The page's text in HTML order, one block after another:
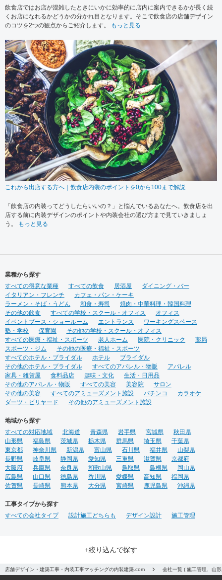
飲食店ではお店が混雑したときにいかに効率的に店内に案内できるかが長く続
くお店になれるかどうかの分かれ目となります。そこで飲食店の店舗デザイン
のコツを2つの観点からご紹介します。
もっと見る
これから出店する方へ｜飲食店内装のポイントを0から100まで解説
「飲食店の内装ってどうしたらいいの？」と悩んでいるあなたへ。飲食店を出
店する前に内装デザインのポイントや内装会社の選び方まで見ていきましょ
う。
もっと見る
業種から探す
すべての得意な業種
すべての飲食 居酒屋
ダイニング・バー
イタリアン・フレンチ
カフェ・パン・ケーキ
ラーメン・そば・うどん
和食・寿司
焼肉・中華料理・韓国料理
その他の飲食
すべての学校・スクール・オフィス
オフィス
イベントブース・ショールーム
エントランス
ワーキングスペース
塾・学校
保育園
その他の学校・スクール・オフィス
すべての医療・福祉・スポーツ
老人ホーム 医院・クリニック
薬局
スポーツ・ジム
その他の医療・福祉・スポーツ
すべてのホテル・ブライダル
ホテル
ブライダル
その他のホテル・ブライダル
すべてのアパレル・物販
アパレル
家具・雑貨屋
食料品店 趣味・文化
生活・日用品
その他のアパレル・物販
すべての美容 美容院
サロン
その他の美容
すべてのアミューズメント施設 パチンコ
カラオケ
ダーツ・ビリヤード
その他のアミューズメント施設
地域から探す
すべての対応地域
北海道 青森県 岩手県 宮城県
秋田県
山形県
福島県 茨城県 栃木県 群馬県 埼玉県
千葉県
東京都
神奈川県 新潟県 富山県 石川県 福井県
山梨県
長野県
岐阜県 静岡県 愛知県 三重県 滋賀県
京都府
大阪府
兵庫県 奈良県 和歌山県 鳥取県 島根県
岡山県
広島県
山口県 徳島県 香川県 愛媛県 高知県
福岡県
佐賀県
長崎県 熊本県 大分県 宮崎県 鹿児島県 沖縄県
工事タイプから探す
すべての会社タイプ
設計施工どちらも デザイン設計 施工管理
+絞り込んで探す
店舗デザイン・建築工事・内装工事マッチングの内装建築.com 会社一覧 ( 施工管理、山